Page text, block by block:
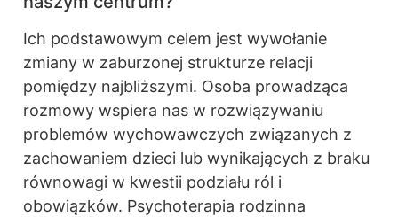
Ich podstawowym celem jest wywołanie
zmiany w zaburzonej strukturze relacji
pomiędzy najbliższymi. Osoba prowadząca
rozmowy wspiera nas w rozwiązywaniu
problemów wychowawczych związanych z
zachowaniem dzieci lub wynikających z braku
równowagi w kwestii podziału ról i
obowiązków. Psychoterapia rodzinna